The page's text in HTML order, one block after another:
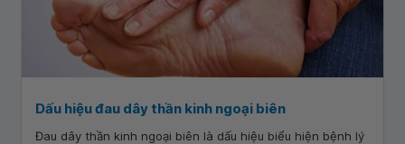
Dấu hiệu đau dây thần kinh ngoại biên
Đau dây thần kinh ngoại biên là dấu hiệu biểu hiện bệnh lý